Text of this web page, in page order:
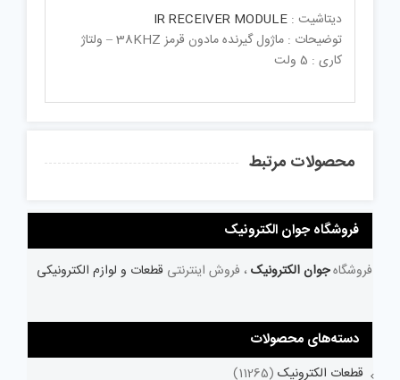
دیتاشیت : IR RECEIVER MODULE
توضیحات : ماژول گیرنده مادون قرمز 38KHZ – ولتاژ
کاری : 5 ولت
محصولات مرتبط
فروشگاه جوان الکترونیک
فروشگاهجوان الکترونیک ، فروش اینترنتی قطعات و لوازم الکترونیکی
دسته‌های محصولات
قطعات الکترونیک (11265)